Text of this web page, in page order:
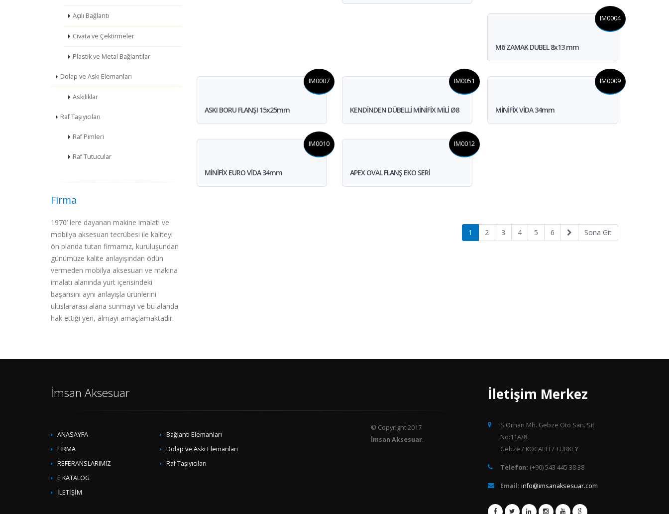
Açılı Bağlantı
Civata ve Çektirmeler
Plastik ve Metal Bağlantılar
Dolap ve Askı Elemanları
Askılıklar
Raf Taşıyıcıları
Raf Pimleri
Raf Tutucular
Firma
1970’ lere dayanan makine imalatı ve
mobilya aksesuarı tecrübesi ile kaliteyi
ön planda tutan firmamız, kuruluşundan
günümüze kalite anlayışından ödün
vermeden mobilya aksesuarı ve makina
imalatı alanında yurt içerisindeki
başarısını aynı anlayışla ürünlerini
uluslararası alana sunmayı ve bu alanda
hak ettiği yeri, almayı amaçlamaktadır.
IM0004
M6 ZAMAK DUBEL 8x13 mm
IM0007
ASKI BORU FLANŞI 15x25mm
IM0051
KENDİNDEN DÜBELLİ MİNİFİX MİLİ Ø8
IM0009
MİNİFİX VİDA 34mm
IM0010
MİNİFİX EURO VİDA 34mm
IM0012
APEX OVAL FLANŞ EKO SERİ
1 2 3 4 5 6 Sona Git
İmsan Aksesuar
ANASAYFA
FİRMA
REFERANSLARIMIZ
E KATALOG
İLETİŞİM
Bağlantı Elemanları
Dolap ve Askı Elemanları
Raf Taşıyıcıları
© Copyright 2017
İmsan Aksesuar.
İletişim Merkez
S.Orhan Mh. Gebze Oto San. Sit.
No:11A/8
Gebze / KOCAELİ / TURKEY
Telefon: (+90) 543 445 38 38
Email: info@imsanaksesuar.com